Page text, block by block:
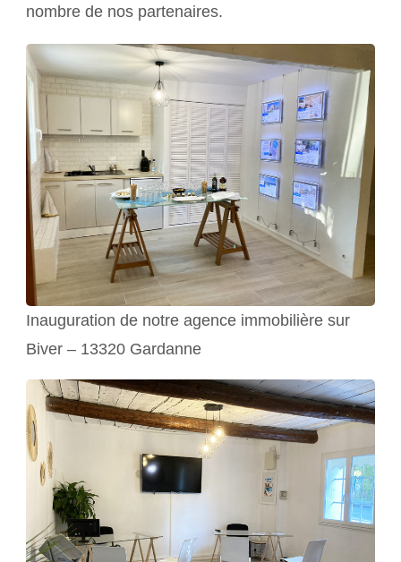
nombre de nos partenaires.
Inauguration de notre agence immobilière sur
Biver – 13320 Gardanne